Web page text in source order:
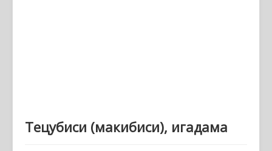
Тецубиси (макибиси), игадама